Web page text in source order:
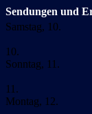
Sendungen und
Samstag, 10.
10.
Sonntag, 11.
11.
Montag, 12.